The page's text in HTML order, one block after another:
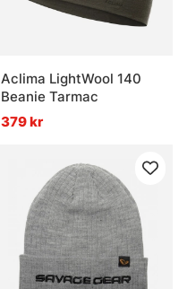
Aclima LightWool 140
Beanie Tarmac
379 kr